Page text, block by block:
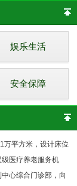
娱乐生活
安全保障
万平方米，设计床位
级医疗养老服务机
心综合门诊部，向